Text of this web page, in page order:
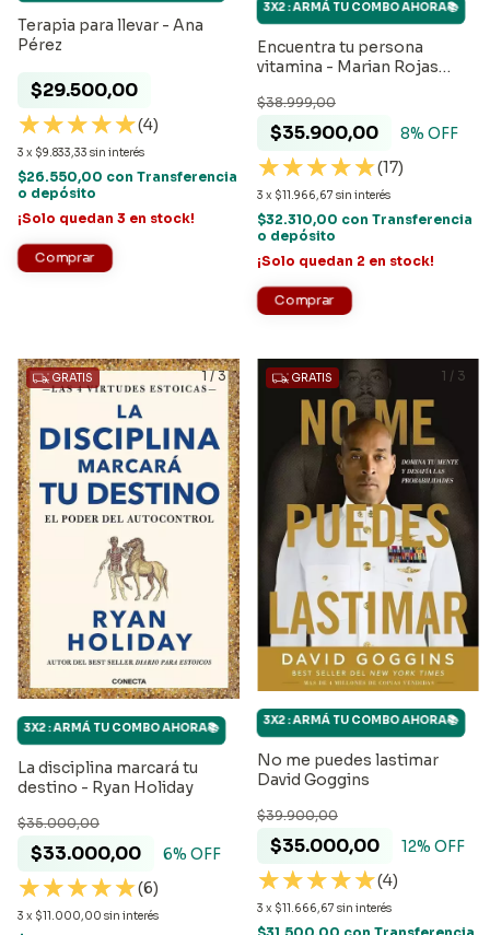
Terapia para llevar - Ana
Pérez
$29.500,00
(4)
3 x $9.833,33 sin interés
$26.550,00 con Transferencia
o depósito
¡Solo quedan 3 en stock!
Encuentra tu persona
vitamina - Marian Rojas
$35.900,00
$38.999,00
8% OFF
(17)
3 x $11.966,67 sin interés
3X2 : ARMÁ TU COMBO AHORA📚
$32.310,00 con Transferencia
o depósito
¡Solo quedan 2 en stock!
1/3
GRATIS
La disciplina marcará tu
destino - Ryan Holiday
$33.000,00
$35.000,00
6% OFF
(6)
3 x $11.000,00 sin interés
3X2 : ARMÁ TU COMBO AHORA📚
1 / 3
GRATIS
No me puedes lastimar
David Goggins
$35.000,00
$39.900,00
12% OFF
(4)
3 x $11.666,67 sin interés
3X2 : ARMÁ TU COMBO AHORA📚